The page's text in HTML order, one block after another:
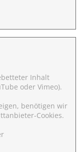
Inhalt
oder Vimeo).
benötigen wir
Cookies.